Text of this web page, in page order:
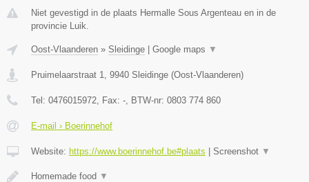
Niet gevestigd in de plaats Hermalle Sous Argenteau en in de
provincie Luik.
Oost-Vlaanderen » Sleidinge | Google maps ▼
Pruimelaarstraat 1 9940 Sleidinge (Oost-Vlaanderen)
Tel: 0476015972 , Fax: - , BTW-nr: 0803 774 860
E-mail › Boerinnehof
Website: https://www.boerinnehof.be#plaats | Screenshot ▼
Homemade food ▼